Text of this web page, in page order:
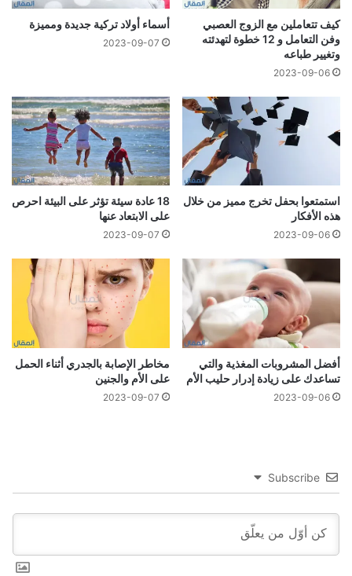
كيف تتعاملين مع الزوج العصبي
وفن التعامل و 12 خطوة لتهدئته
وتغيير طباعه
2023-09-06
أسماء أولاد تركية جديدة ومميزة
2023-09-07
استمتعوا بحفل تخرج مميز من خلال
هذه الأفكار
2023-09-06
18 عادة سيئة تؤثر على البيئة احرص
على الابتعاد عنها
2023-09-07
أفضل المشروبات المغذية والتي
تساعدك على زيادة إدرار حليب الأم
2023-09-06
مخاطر الإصابة بالجدري أثناء الحمل
على الأم والجنين
2023-09-07
Subscribe